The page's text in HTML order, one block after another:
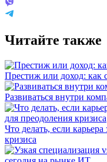
Читайте также
Престиж или доход: как
Развиваться внутри
Что делать, если
кризиса